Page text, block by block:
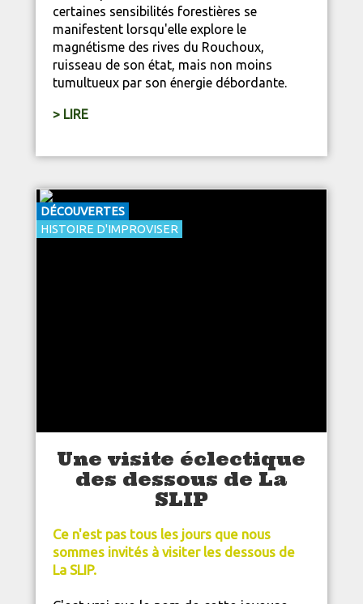
certaines sensibilités forestières se
manifestent lorsqu'elle explore le
magnétisme des rives du Rouchoux,
ruisseau de son état, mais non moins
tumultueux par son énergie débordante.
> LIRE
DÉCOUVERTES
HISTOIRE D'IMPROVISER
Une visite éclectique
des dessous de La
SLIP
Ce n'est pas tous les jours que nous
sommes invités à visiter les dessous de
La SLIP.